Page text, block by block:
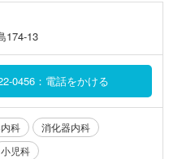
174-13
0456：電話をかける
科
消化器内科
小児科